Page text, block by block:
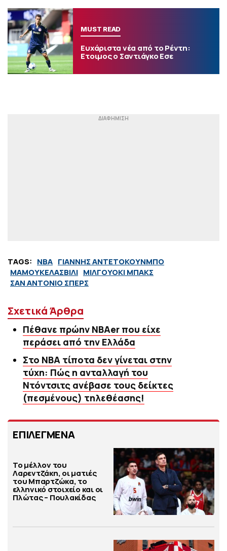
MUST READ
Ευχάριστα νέα από το Ρέντη:
Ετοιμος ο Σαντιάγκο Εσε
TAGS: NBA ΓΙΑΝΝΗΣ ΑΝΤΕΤΟΚΟΥΝΜΠΟ
ΜΑΜΟΥΚΕΛΑΣΒΙΛΙ ΜΙΛΓΟΥΟΚΙ ΜΠΑΚΣ
ΣΑΝ ΑΝΤΟΝΙΟ ΣΠΕΡΣ
Σχετικά Άρθρα
Πέθανε πρώην NBAer που είχε
περάσει από την Ελλάδα
Στο NBA τίποτα δεν γίνεται στην
τύχη: Πώς η ανταλλαγή του
Ντόντσιτς ανέβασε τους δείκτες
(πεσμένους) τηλεθέασης!
ΕΠΙΛΕΓΜΕΝΑ
Το μέλλον του
Λαρεντζάκη, οι ματιές
του Μπαρτζώκα, το
ελληνικό στοιχείο και οι
Πλώτας – Πουλακίδας